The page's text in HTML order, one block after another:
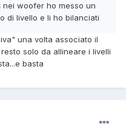
woofer ho messo un
di livello e li ho bilanciati
una volta associato il
solo da allineare i livelli
basta